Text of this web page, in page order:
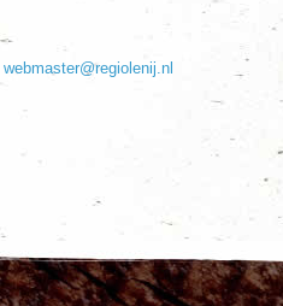
webmaster@regiolenij.nl